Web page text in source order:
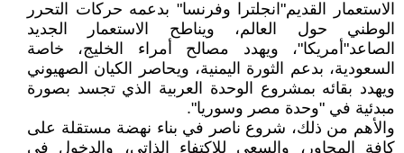
الاستعمار القديم"انجلترا وفرنسا" بدعمه حركات التحرر
الوطني حول العالم، ويناطح الاستعمار الجديد
الصاعد"أمريكا"، ويهدد مصالح أمراء الخليج، خاصة
السعودية، بدعم الثورة اليمنية، ويحاصر الكيان الصهيوني
ويهدد بقائه بمشروع الوحدة العربية الذي تجسد بصورة
مبدئية في "وحدة مصر وسوريا".
والأهم من ذلك، شروع ناصر في بناء نهضة مستقلة على
كافة المحاور، والسعي للاكتفاء الذاتي، والدخول في